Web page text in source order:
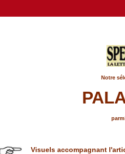
Notre
Visuels accompagnant